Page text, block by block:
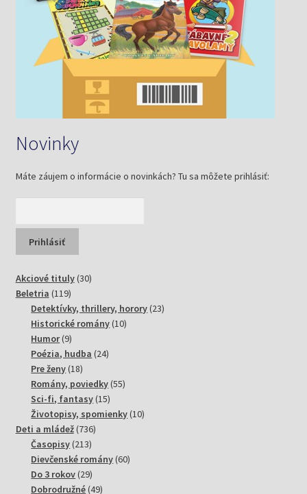
Novinky
Máte záujem o informácie o novinkách? Tu sa môžete prihlásiť:
Akciové tituly 3030
Beletria 119119
produktov
Detektívky, thrillery, horory 2323
Historické romány 1010
Humor 99
produktov
Poézia, hudba 2424
Pre ženy 1818
produktov
Romány, poviedky 5555
Sci-fi, fantasy 1515
produktov
Životopisy, spomienky 1010
Deti a mládež 736736
Časopisy 213213
produktov
Dievčenské romány 6060
Do 3 rokov 2929
produktov
Dobrodružné 4949